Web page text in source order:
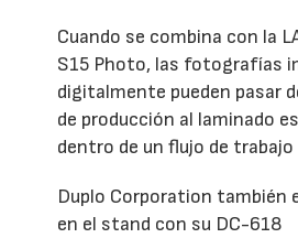
Cuando se combina con la
S15 Photo, las fotografías
digitalmente pueden pasar
de producción al laminado
dentro de un flujo de
Duplo Corporation también
en el stand con su DC-618